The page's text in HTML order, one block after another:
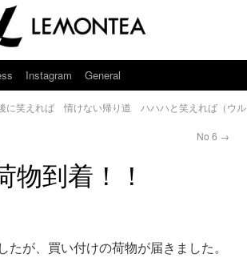
Instagram General
に笑えれば 情けない帰り道 ハハハと笑えれば（ウル
No 6 →
物到着！！
たが、買い付けの荷物が届きました。